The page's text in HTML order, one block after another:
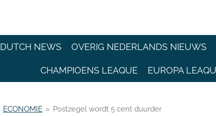
DUTCH NEWS OVERIG NEDERLANDS NIEUWS
CHAMPIOENS LEAQUE EUROPA
ECONOMIE » Postzegel wordt 5 cent duurder